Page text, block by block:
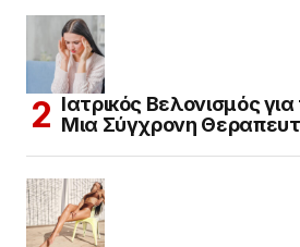
Ιατρικός Βελονισμός
Μια Σύγχρονη